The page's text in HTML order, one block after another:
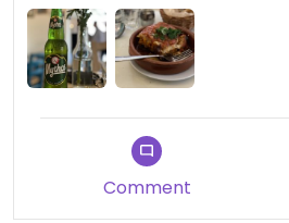
Comment